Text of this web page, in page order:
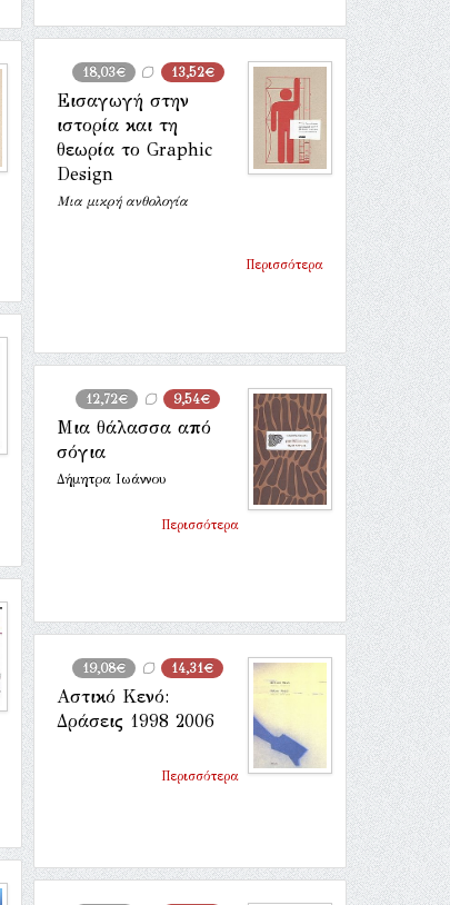
18,03€ 13,52€
Εισαγωγή στην
ιστορία και τη
θεωρία το Graphic
Design
Μια μικρή ανθολογία
Περισσότερα
12,72€ 9,54€
Μια θάλασσα από
σόγια
Δήμητρα Ιωάννου
Περισσότερα
19,08€ 14,31€
Αστικό Κενό:
Δράσεις 1998 2006
Περισσότερα